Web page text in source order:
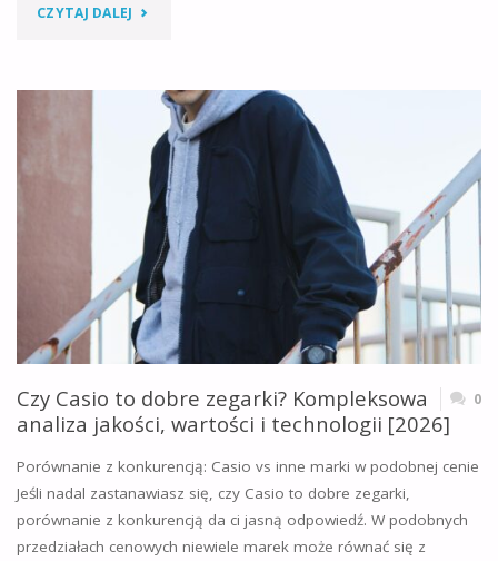
CZYTAJ DALEJ "CZYM
MECHANIZMY
RONDA
DLACZEGO
ZDOBYŁY
TAKĄ
POPULARNOŚĆ?"
Czy Casio to dobre zegarki? Kompleksowa
analiza jakości, wartości i technologii [2026]
0
Porównanie z konkurencją: Casio vs inne marki w podobnej cenie
Jeśli nadal zastanawiasz się, czy Casio to dobre zegarki,
porównanie z konkurencją da ci jasną odpowiedź. W podobnych
przedziałach cenowych niewiele marek może równać się z